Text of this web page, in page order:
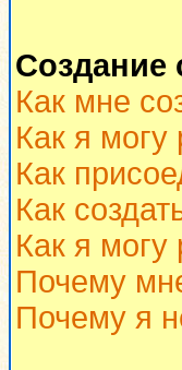
Создание
Как мне
Как я могу
Как
Как
Как я могу
Почему
Почему я